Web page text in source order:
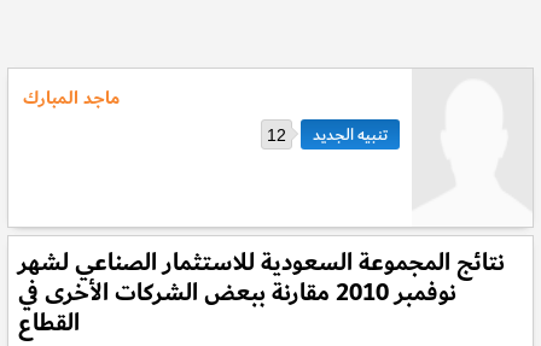
ماجد المبارك
12
نتائج المجموعة السعودية للاستثمار الصناعي لشهر
نوفمبر 2010 مقارنة ببعض الشركات الأخرى في
القطاع